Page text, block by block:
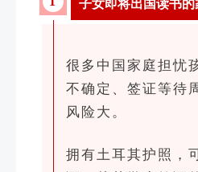
子女即将出国读书的
很多中国家庭担忧
不确定、签证等待
风险大。
拥有土耳其护照，